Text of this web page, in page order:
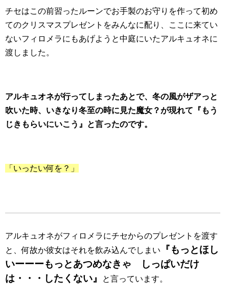
チセはこの前習ったルーンでお手製のお守りを作って初め
てのクリスマスプレゼントをみんなに配り、ここに来てい
ないフィロメラにもあげようと中庭にいたアルキュオネに
渡しました。
アルキュオネが行ってしまったあとで、冬の風がザアっと
吹いた時、いきなり冬至の時に見た魔女？が現れて『もう
じきもらいにいこう』と言ったのです。
「いったい何を？」
アルキュオネがフィロメラにチセからのプレゼントを渡す
と、何故か彼女はそれを飲み込んでしまい
『もっとほし
いーーーもっとあつめなきゃ しっぱいだけ
は・・・したくない』
と言っています。